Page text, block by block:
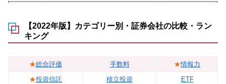
【2022年版】カテゴリー別・証券会社の比較・ラン
キング
★総合評価 手数料 ★情報力
★投資信託 積立投資
ETF